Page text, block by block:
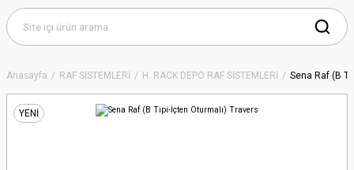
Anasayfa RAF SİSTEMLERİ H. RACK DEPO RAF SİSTEMLERİ Sena Raf (B
YENİ